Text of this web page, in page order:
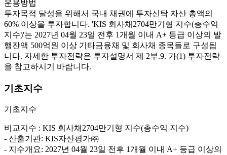
운용방법
투자목적 달성을 위해서 국내 채권에 투자신탁 자산 총액의
60% 이상을 투자합니다. 'KIS 회사채2704만기형 지수(총수익
지수)'는 2027년 04월 23일 전후 1개월 이내 A+ 등급 이상의 발
행잔액 500억원 이상 기타금융채 및 회사채 종목들로 구성됩
니다. 자세한 투자전략은 투자설명서 제 2부.9. 가(1) 투자전략
을 참고하시기 바랍니다.
기초지수
기초지수
비교지수 : KIS 회사채2704만기형 지수(총수익 지수)
- 산출기관: KIS자산평가㈜
- 지수개요: 2027년 04월 23일 전후 1개월 이내 A+ 등급 이상의